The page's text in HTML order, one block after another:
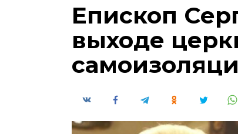
Епископ
выходе